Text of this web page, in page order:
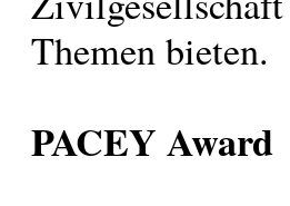
Themen bieten.
PACEY Award